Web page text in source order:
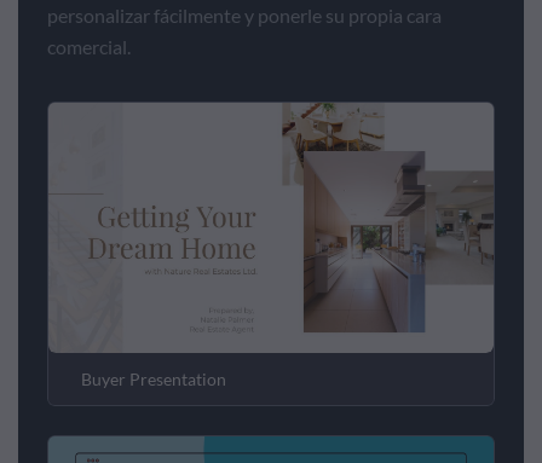
personalizar fácilmente y ponerle su propia cara
comercial.
Buyer Presentation